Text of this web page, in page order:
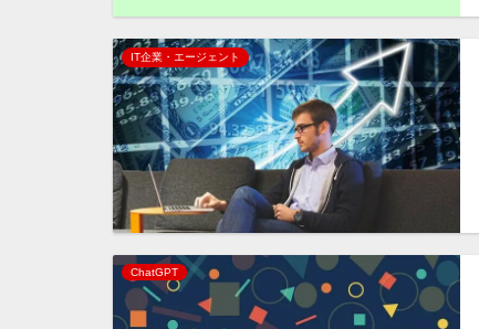
IT企業・エージェント
ChatGPT